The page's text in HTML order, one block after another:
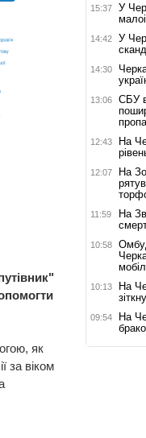
як
за віком
15:37
У
14:42
У
14:30
13:06
СБУ
12:43
На
12:07
На
11:59
На
10:58
10:13
На
09:54
На